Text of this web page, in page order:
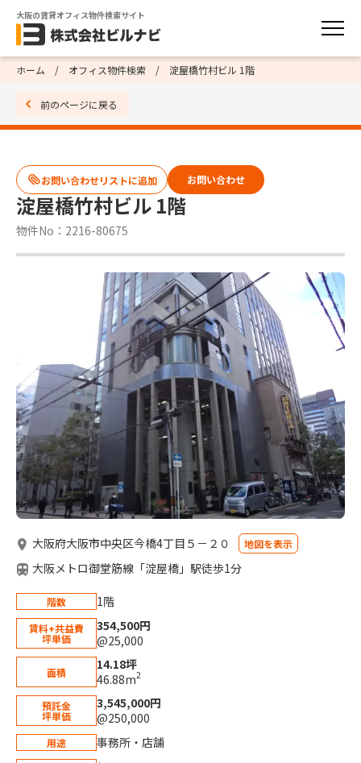
大阪の賃貸オフィス物件検索サイト
ホーム オフィス物件検索 淀屋橋竹村ビル 1階
前のページに戻る
淀屋橋竹村ビル 1階
物件No：2216-80675
お問い合わせ
大阪府大阪市中央区今橋4丁目５－２０ 地図を表示
大阪メトロ御堂筋線「淀屋橋」駅徒歩1分
階数 1階
賃料+共益費
坪単価
354,500円
@25,000
面積
14.18坪
46.88m2
預託金
坪単価
3,545,000円
@250,000
用途 事務所・店舗